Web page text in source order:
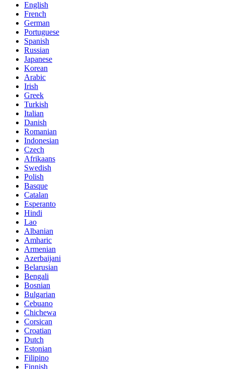
English
French
German
Portuguese
Spanish
Russian
Japanese
Korean
Arabic
Irish
Greek
Turkish
Italian
Danish
Romanian
Indonesian
Czech
Afrikaans
Swedish
Polish
Basque
Catalan
Esperanto
Hindi
Lao
Albanian
Amharic
Armenian
Azerbaijani
Belarusian
Bengali
Bosnian
Bulgarian
Cebuano
Chichewa
Corsican
Croatian
Dutch
Estonian
Filipino
Finnish